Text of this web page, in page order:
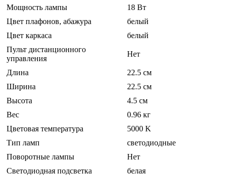
Мощность лампы
18 Вт
Цвет плафонов, абажура
белый
Цвет каркаса
белый
Пульт дистанционного
управления
Нет
Длина
22.5 см
Ширина
22.5 см
Высота
4.5 см
Вес
0.96 кг
Цветовая температура
5000 K
Тип ламп
светодиодные
Поворотные лампы
Нет
Светодиодная подсветка
белая